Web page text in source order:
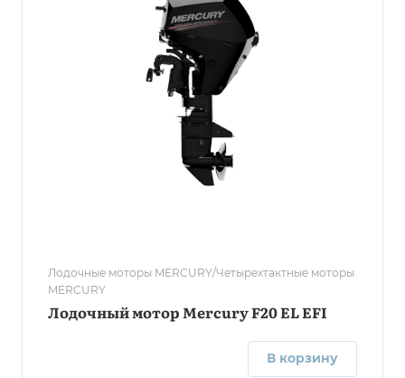
Лодочные моторы MERCURY/Четырехтактные моторы
MERCURY
Лодочный мотор Mercury F20 EL EFI
В корзину